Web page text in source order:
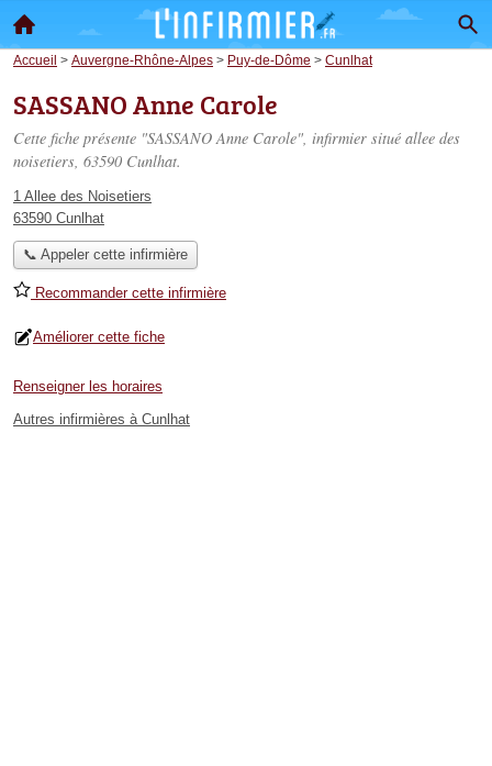
Accueil > Auvergne-Rhône-Alpes > Puy-de-Dôme > Cunlhat
SASSANO Anne Carole
Cette fiche présente "SASSANO Anne Carole", infirmier situé allee des
noisetiers, 63590 Cunlhat.
1 Allee des Noisetiers
63590 Cunlhat
📞 Appeler cette infirmière
Recommander cette infirmière
Améliorer cette fiche
Renseigner les horaires
Autres infirmières à Cunlhat